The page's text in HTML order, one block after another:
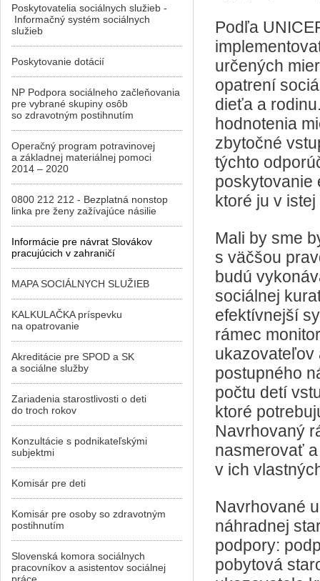
Podľa
určených
opatrení
dieťa a
hodnotenia
zbytočné
týchto
poskytovanie
ktoré ju v
Mali by sme
s väčšou
budú
sociálnej
efektívnejší
rámec
ukazovateľov
postupného
počtu detí
ktoré
Navrhovaný
nasmerovať
v ich
Navrhované
náhradnej
podpory:
pobytová
Poskytovatelia sociálnych služieb -
Informačný systém sociálnych
služieb
Poskytovanie dotácií
NP Podpora sociálneho začleňovania
pre vybrané skupiny osôb
so zdravotným postihnutím
Operačný program potravinovej
a základnej materiálnej pomoci
2014 – 2020
0800 212 212 - Bezplatná nonstop
linka pre ženy zažívajúce násilie
Informácie pre návrat Slovákov
pracujúcich v zahraničí
MAPA SOCIÁLNYCH SLUŽIEB
KALKULAČKA príspevku
na opatrovanie
Akreditácie pre SPOD a SK
a sociálne služby
Zariadenia starostlivosti o deti
do troch rokov
Konzultácie s podnikateľskými
subjektmi
Komisár pre deti
Komisár pre osoby so zdravotným
postihnutím
Slovenská komora sociálnych
pracovníkov a asistentov sociálnej